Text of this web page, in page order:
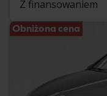
Z finansowaniem
Obniżona cena